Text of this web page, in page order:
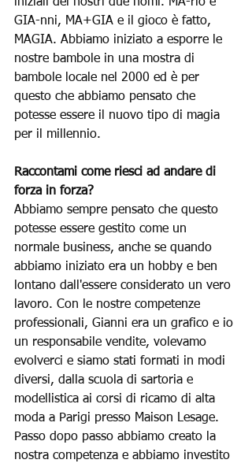
GIA-nni, MA+GIA e il gioco è fatto,
MAGIA. Abbiamo iniziato a esporre le
nostre bambole in una mostra di
bambole locale nel 2000 ed è per
questo che abbiamo pensato che
potesse essere il nuovo tipo di magia
per il millennio.
Raccontami come riesci ad andare di
forza in forza?
Abbiamo sempre pensato che questo
potesse essere gestito come un
normale business, anche se quando
abbiamo iniziato era un hobby e ben
lontano dall'essere considerato un vero
lavoro. Con le nostre competenze
professionali, Gianni era un grafico e io
un responsabile vendite, volevamo
evolverci e siamo stati formati in modi
diversi, dalla scuola di sartoria e
modellistica ai corsi di ricamo di alta
moda a Parigi presso Maison Lesage.
Passo dopo passo abbiamo creato la
nostra competenza e abbiamo investito